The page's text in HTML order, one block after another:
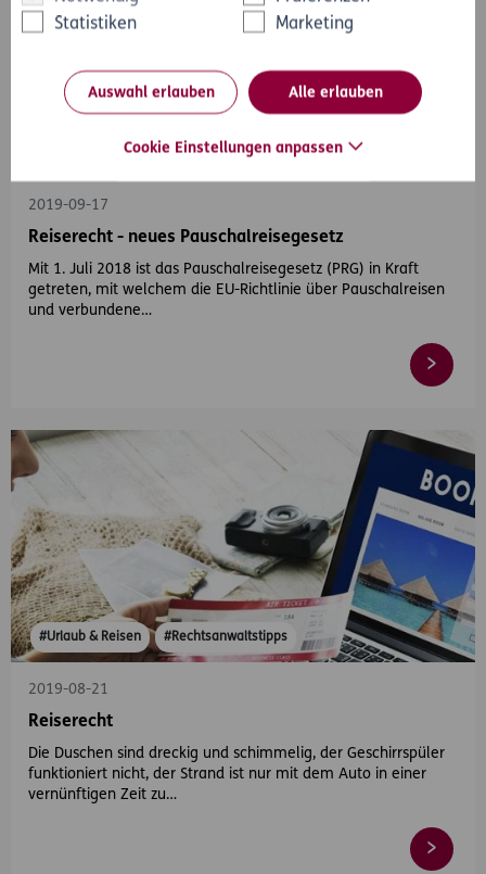
Statistiken
Marketing
Auswahl erlauben Alle erlauben
Cookie Einstellungen anpassen
#Urlaub & Reisen #Rechtsanwaltstipps
2019-09-17
Reiserecht - neues Pauschalreisegesetz
Mit 1. Juli 2018 ist das Pauschalreisegesetz (PRG) in Kraft
getreten, mit welchem die EU-Richtlinie über Pauschalreisen
und verbundene…
#Urlaub & Reisen #Rechtsanwaltstipps
2019-08-21
Reiserecht
Die Duschen sind dreckig und schimmelig, der Geschirrspüler
funktioniert nicht, der Strand ist nur mit dem Auto in einer
vernünftigen Zeit zu…